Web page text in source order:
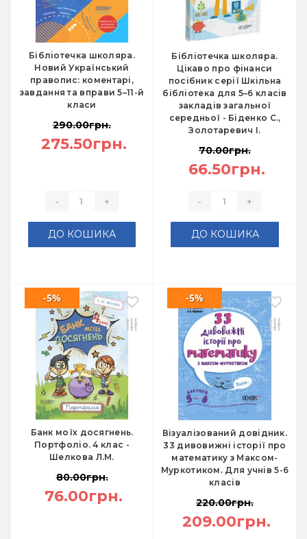
Бібліотечка школяра.
Новий Український
правопис: коментарі,
завдання та вправи 5–11-й
класи
290.00грн.
275.50грн.
- +
ДО КОШИКА
Бібліотечка школяра.
Цікаво про фінанси
посібник серії Шкільна
бібліотека для 5–6 класів
закладів загальної
середньої - Біденко С.,
Золотаревич І.
70.00грн.
66.50грн.
- +
ДО КОШИКА
Банк моїх досягнень.
Портфоліо. 4 клас -
Шелкова Л.М.
-5%
80.00грн.
76.00грн.
Візуалізований довідник.
33 дивовижні історії про
математику з Максом-
Муркотиком. Для учнів 5-6
класів
-5%
220.00грн.
209.00грн.